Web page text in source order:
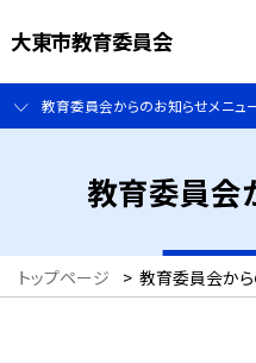
大東市教育委員会
教育委員会からのお知らせメニュ
教育委員会
トップページ > 教育委員会か